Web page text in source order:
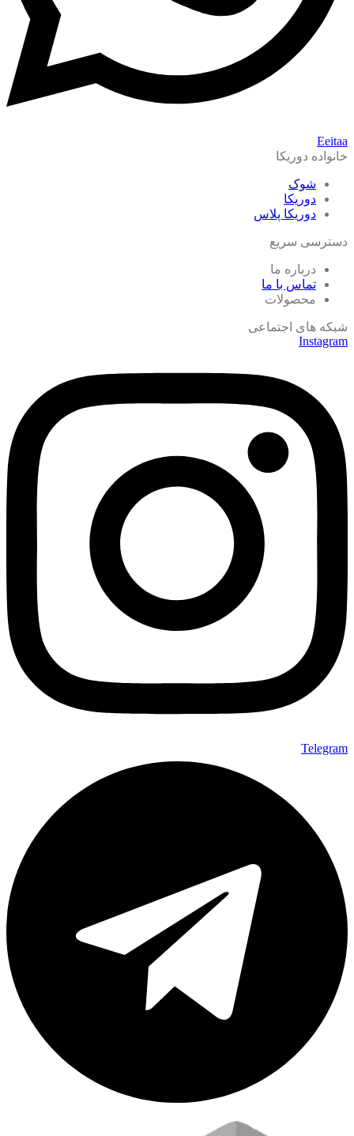
Eeitaa
خانواده دوریکا
شوک
دوریکا
دوریکا پلاس
دسترسی سریع
درباره ما
تماس با ما
محصولات
شبکه های اجتماعی
Instagram
Telegram